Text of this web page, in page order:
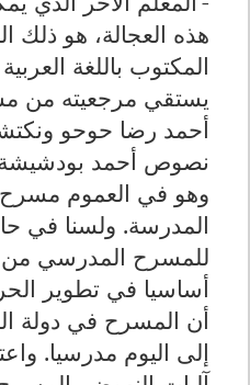
هذه العجالة، هو ذلك
المكتوب باللغة
يستقي مرجعيته من
أحمد رضا حوحو
نصوص أحمد
وهو في العموم مسرح
المدرسة. ولسنا في
للمسرح المدرسي من
أساسيا في تطوير
أن المسرح في دولة
إلى اليوم مدرسيا.